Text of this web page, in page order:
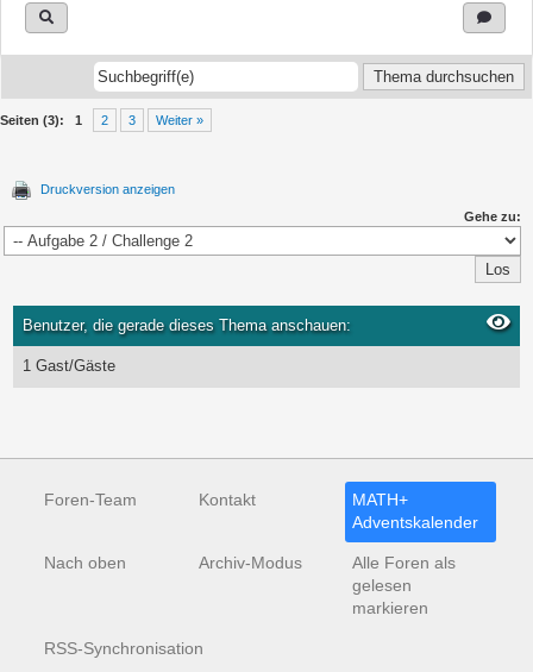
Seiten (3): 1 2 3 Weiter »
Druckversion anzeigen
Gehe zu:
Benutzer, die gerade dieses Thema anschauen:
1 Gast/Gäste
Foren-Team Kontakt
MATH+
Adventskalender
Nach oben Archiv-Modus
Alle Foren als
gelesen
markieren
RSS-Synchronisation